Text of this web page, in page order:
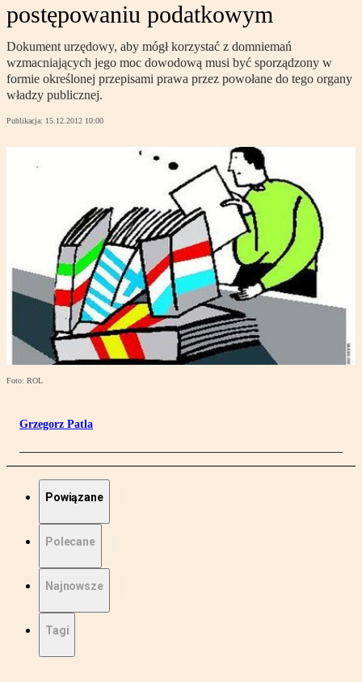
postępowaniu podatkowym
Dokument urzędowy, aby mógł korzystać z domniemań
wzmacniających jego moc dowodową musi być sporządzony w
formie określonej przepisami prawa przez powołane do tego organy
władzy publicznej.
Publikacja: 15.12.2012 10:00
Foto: ROL
Grzegorz Patla
Powiązane
Polecane
Najnowsze
Tagi